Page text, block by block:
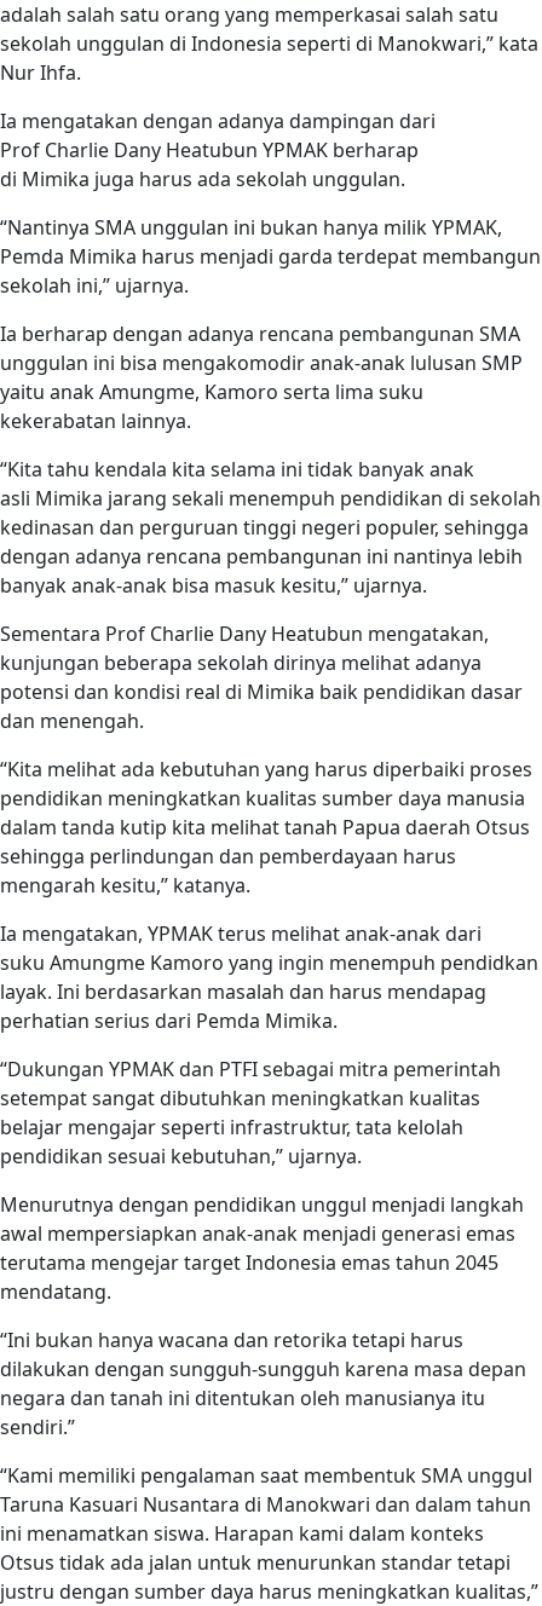
adalah salah satu orang yang memperkasai salah satu
sekolah unggulan di Indonesia seperti di Manokwari,” kata
Nur Ihfa.
Ia mengatakan dengan adanya dampingan dari
Prof Charlie Dany Heatubun YPMAK berharap
di Mimika juga harus ada sekolah unggulan.
“Nantinya SMA unggulan ini bukan hanya milik YPMAK,
Pemda Mimika harus menjadi garda terdepat membangun
sekolah ini,” ujarnya.
Ia berharap dengan adanya rencana pembangunan SMA
unggulan ini bisa mengakomodir anak-anak lulusan SMP
yaitu anak Amungme, Kamoro serta lima suku
kekerabatan lainnya.
“Kita tahu kendala kita selama ini tidak banyak anak
asli Mimika jarang sekali menempuh pendidikan di sekolah
kedinasan dan perguruan tinggi negeri populer, sehingga
dengan adanya rencana pembangunan ini nantinya lebih
banyak anak-anak bisa masuk kesitu,” ujarnya.
Sementara Prof Charlie Dany Heatubun mengatakan,
kunjungan beberapa sekolah dirinya melihat adanya
potensi dan kondisi real di Mimika baik pendidikan dasar
dan menengah.
“Kita melihat ada kebutuhan yang harus diperbaiki proses
pendidikan meningkatkan kualitas sumber daya manusia
dalam tanda kutip kita melihat tanah Papua daerah Otsus
sehingga perlindungan dan pemberdayaan harus
mengarah kesitu,” katanya.
Ia mengatakan, YPMAK terus melihat anak-anak dari
suku Amungme Kamoro yang ingin menempuh pendidkan
layak. Ini berdasarkan masalah dan harus mendapag
perhatian serius dari Pemda Mimika.
“Dukungan YPMAK dan PTFI sebagai mitra pemerintah
setempat sangat dibutuhkan meningkatkan kualitas
belajar mengajar seperti infrastruktur, tata kelolah
pendidikan sesuai kebutuhan,” ujarnya.
Menurutnya dengan pendidikan unggul menjadi langkah
awal mempersiapkan anak-anak menjadi generasi emas
terutama mengejar target Indonesia emas tahun 2045
mendatang.
“Ini bukan hanya wacana dan retorika tetapi harus
dilakukan dengan sungguh-sungguh karena masa depan
negara dan tanah ini ditentukan oleh manusianya itu
sendiri.”
“Kami memiliki pengalaman saat membentuk SMA unggul
Taruna Kasuari Nusantara di Manokwari dan dalam tahun
ini menamatkan siswa. Harapan kami dalam konteks
Otsus tidak ada jalan untuk menurunkan standar tetapi
justru dengan sumber daya harus meningkatkan kualitas,”